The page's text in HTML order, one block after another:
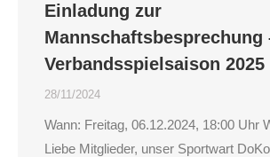
Einladung zur
Mannschaftsbesprechung
Verbandsspielsaison 2025
28/11/2024
Wann: Freitag, 06.12.2024, 18:00 Uhr
Liebe Mitglieder, unser Sportwart